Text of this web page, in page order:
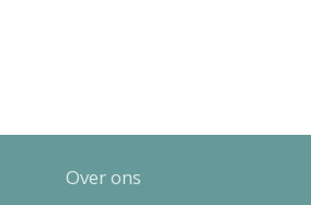
Over ons